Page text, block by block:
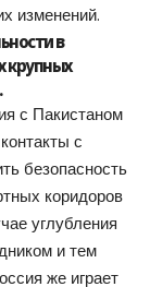
изменений.
в
крупных
с Пакистаном
с
безопасность
коридоров
углубления
и тем
же играет